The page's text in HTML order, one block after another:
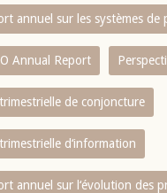
annuel sur les systèmes de
Annual Report
de conjoncture
d‘information
annuel sur l‘évolution des